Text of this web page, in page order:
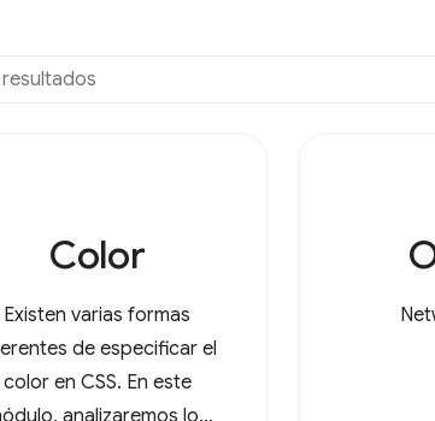
Color
Existen varias formas
de especificar el
color en CSS. En este
analizaremos los